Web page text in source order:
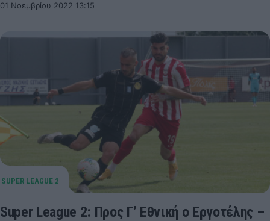
01 Νοεμβρίου 2022 13:15
Super League 2: Προς Γ’ Εθνική ο Εργοτέλης –